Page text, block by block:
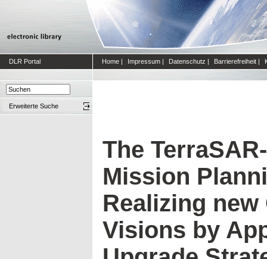
DLR Portal Home | Impressum | Datenschutz | Barrierefreiheit |
Erweiterte Suche
The
Mission
Realizing
Visions by